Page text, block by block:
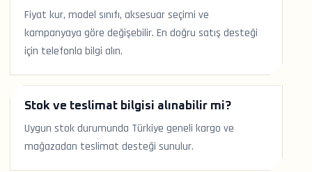
Fiyat kur, model sınıfı, aksesuar seçimi ve
kampanyaya göre değişebilir. En doğru satış desteği
için telefonla bilgi alın.
Stok ve teslimat bilgisi alınabilir mi?
Uygun stok durumunda Türkiye geneli kargo ve
mağazadan teslimat desteği sunulur.